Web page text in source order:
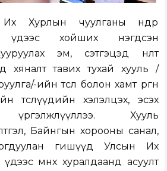
Хурлын чуулганы өнөөдөр
үдээс хойших нэгдсэн
эм, сэтгэцэд нөлөөт
хяналт тавих тухай хууль /
ийн төсөл болон хамт өргөн
төслүүдийн
хэлэлцэх, эсэх
үргэлжлүүллээ. Хууль
Байнгын хорооны санал,
гишүүд Улсын Их
өмнөх хуралдаанд асуулт